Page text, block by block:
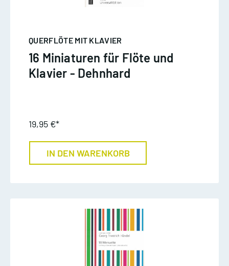
QUERFLÖTE MIT KLAVIER
16 Miniaturen für Flöte und
Klavier - Dehnhard
19,95 €*
IN DEN WARENKORB